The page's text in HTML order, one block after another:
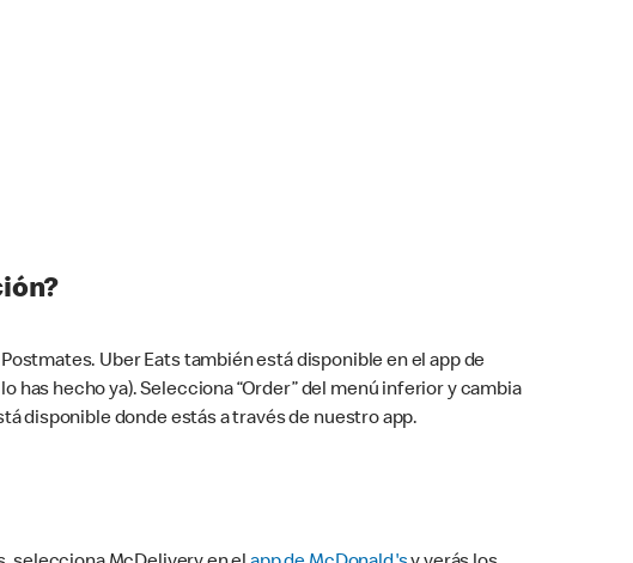
Uber Eats también está disponible en el app de
has hecho ya). Selecciona “Order” del menú inferior y cambia
disponible donde estás a través de nuestro app.